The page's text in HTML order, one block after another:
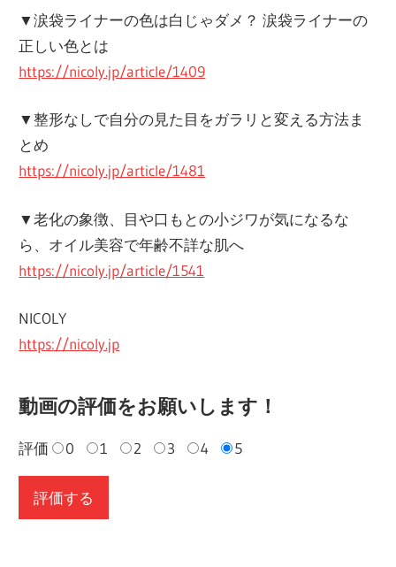
▼涙袋ライナーの色は白じゃダメ？ 涙袋ライナーの
正しい色とは
https://nicoly.jp/article/1409
▼整形なしで自分の見た目をガラリと変える方法ま
とめ
https://nicoly.jp/article/1481
▼老化の象徴、目や口もとの小ジワが気になるな
ら、オイル美容で年齢不詳な肌へ
https://nicoly.jp/article/1541
NICOLY
https://nicoly.jp
動画の評価をお願いします！
評価 0 1 2 3 4 5